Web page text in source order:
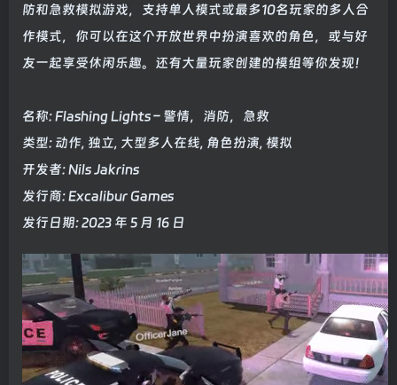
防和急救模拟游戏，支持单人模式或最多10名玩家的多人合
作模式，你可以在这个开放世界中扮演喜欢的角色，或与好
友一起享受休闲乐趣。还有大量玩家创建的模组等你发现！
名称: Flashing Lights – 警情，消防，急救
类型: 动作, 独立, 大型多人在线, 角色扮演, 模拟
开发者: Nils Jakrins
发行商: Excalibur Games
发行日期: 2023 年 5 月 16 日